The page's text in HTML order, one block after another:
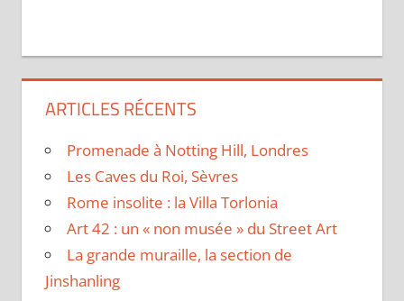
ARTICLES RÉCENTS
Promenade à Notting Hill, Londres
Les Caves du Roi, Sèvres
Rome insolite : la Villa Torlonia
Art 42 : un « non musée » du Street Art
La grande muraille, la section de
Jinshanling